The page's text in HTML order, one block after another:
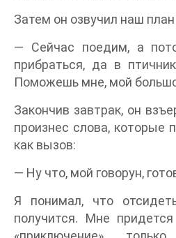
Затем он озвучил наш план
— Сейчас поедим, а
прибраться, да в
Поможешь мне, мой
Закончив завтрак, он
произнес слова, которые
как вызов:
— Ну что, мой говорун,
Я понимал, что
получится. Мне